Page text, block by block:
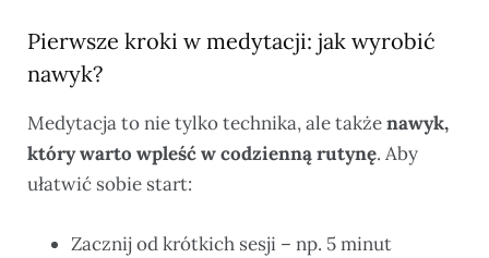
Pierwsze kroki w medytacji: jak wyrobić
nawyk?
Medytacja to nie tylko technika, ale takżenawyk,
który warto wpleść w codzienną rutynę. Aby
ułatwić sobie start:
Zacznij od krótkich sesji – np. 5 minut